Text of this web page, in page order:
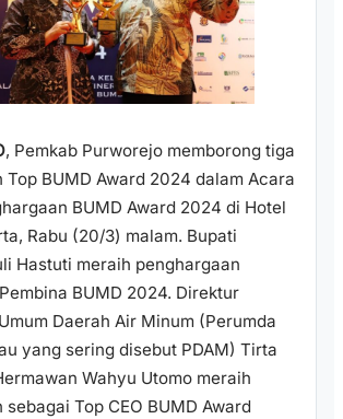
, Pemkab Purworejo memborong tiga
Top BUMD Award 2024 dalam Acara
BUMD Award 2024 di Hotel
Rabu (20/3) malam. Bupati
Hastuti meraih penghargaan
BUMD 2024. Direktur
Daerah Air Minum (Perumda
yang sering disebut PDAM) Tirta
Wahyu Utomo meraih
Top CEO BUMD Award